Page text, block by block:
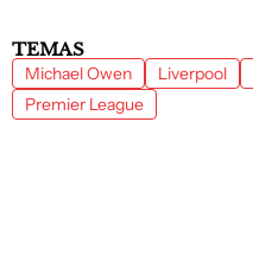
TEMAS
Michael Owen Liverpool
Premier League